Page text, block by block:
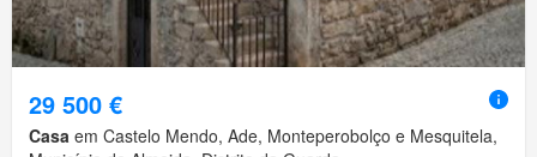
29 500 €
Casa em Castelo Mendo, Ade, Monteperobolço e Mesquitela,